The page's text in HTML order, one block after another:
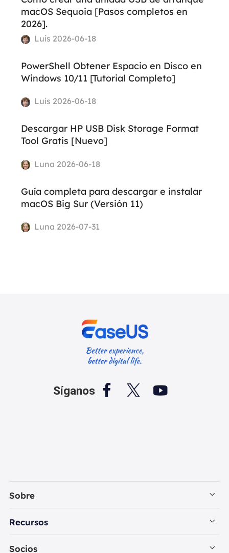
macOS Sequoia [Pasos completos en
2026].
Luis 2026-06-18
PowerShell Obtener Espacio en Disco en
Windows 10/11 [Tutorial Completo]
Luis 2026-06-18
Descargar HP USB Disk Storage Format
Tool Gratis [Nuevo]
Luna 2026-06-18
Guía completa para descargar e instalar
macOS Big Sur (Versión 11)
Luna 2026-07-31
Síganos   
Sobre
Empresa
Recursos
Recuperación de Datos PC
Socios